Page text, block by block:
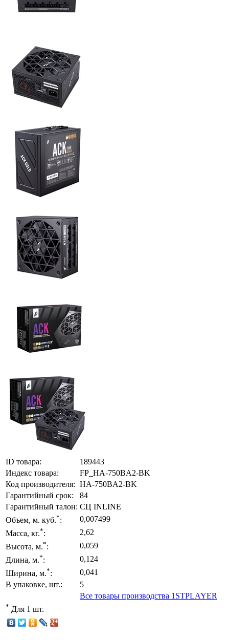
ID товара:
189443
Индекс товара:
FP_HA-750BA2-BK
Код производителя: HA-750BA2-BK
Гарантийный срок:
84
Гарантийный талон: СЦ INLINE
Объем, м. куб.*:
0,007499
Масса, кг.*:
2,62
Высота, м.*:
0,059
Длина, м.*:
0,124
Ширина, м.*:
0,041
В упаковке, шт.:
5
Все товары производства 1STPLAYER
* Для 1 шт.